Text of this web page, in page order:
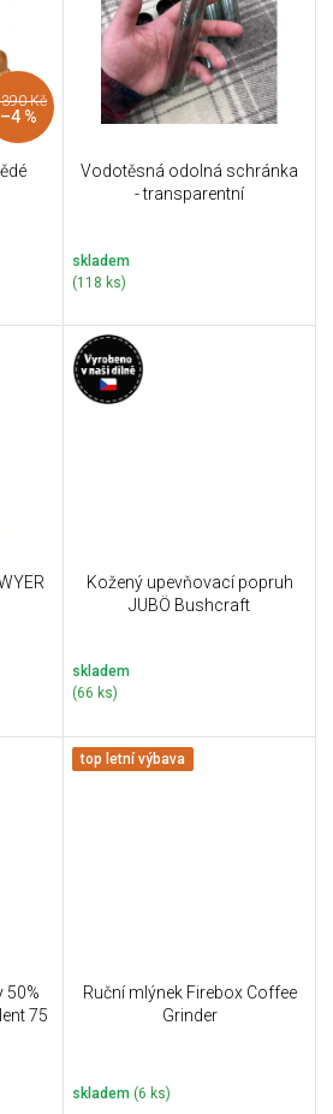
Kč
–4 %
Vodotěsná odolná schránka
- transparentní
skladem
(118 ks)
Kožený upevňovací popruh
JUBÖ Bushcraft
skladem
(66 ks)
50%
75
top letní výbava
Ruční mlýnek Firebox Coffee
Grinder
skladem (6 ks)